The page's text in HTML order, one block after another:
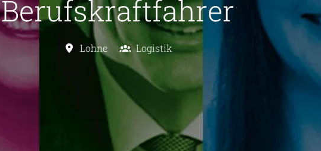
Berufskraftfahrer
Lohne Logistik